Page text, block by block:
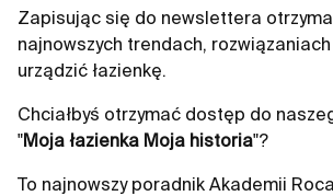
Zapisując się do newslettera
najnowszych trendach,
urządzić łazienkę.
Chciałbyś otrzymać dostęp do
"Moja łazienka Moja historia"?
To najnowszy poradnik Akademii